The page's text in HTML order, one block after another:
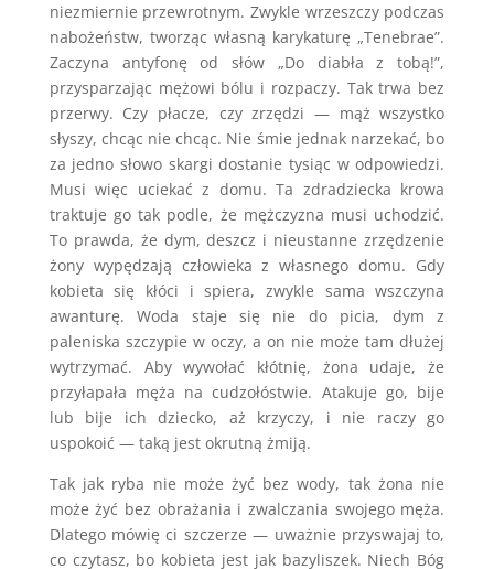
niezmiernie przewrotnym. Zwykle wrzeszczy podczas
nabożeństw, tworząc własną karykaturę „Tenebrae”.
Zaczyna antyfonę od słów „Do diabła z tobą!”,
przysparzając mężowi bólu i rozpaczy. Tak trwa bez
przerwy. Czy płacze, czy zrzędzi — mąż wszystko
słyszy, chcąc nie chcąc. Nie śmie jednak narzekać, bo
za jedno słowo skargi dostanie tysiąc w odpowiedzi.
Musi więc uciekać z domu. Ta zdradziecka krowa
traktuje go tak podle, że mężczyzna musi uchodzić.
To prawda, że dym, deszcz i nieustanne zrzędzenie
żony wypędzają człowieka z własnego domu. Gdy
kobieta się kłóci i spiera, zwykle sama wszczyna
awanturę. Woda staje się nie do picia, dym z
paleniska szczypie w oczy, a on nie może tam dłużej
wytrzymać. Aby wywołać kłótnię, żona udaje, że
przyłapała męża na cudzołóstwie. Atakuje go, bije
lub bije ich dziecko, aż krzyczy, i nie raczy go
uspokoić — taką jest okrutną żmiją.
Tak jak ryba nie może żyć bez wody, tak żona nie
może żyć bez obrażania i zwalczania swojego męża.
Dlatego mówię ci szczerze — uważnie przyswajaj to,
co czytasz, bo kobieta jest jak bazyliszek. Niech Bóg